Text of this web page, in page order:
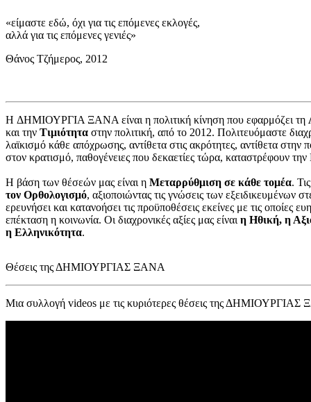
«είμαστε εδώ, όχι για τις επόμενες εκλογές,
αλλά για τις επόμενες γενιές»
Θάνος Τζήμερος, 2012
H ΔΗΜΙΟΥΡΓΙΑ ΞΑΝΑ είναι η πολιτική κίνηση που εφαρμόζει τη
και την Τιμιότητα στην πολιτική, από το 2012. Πολιτευόμαστε
λαϊκισμό κάθε απόχρωσης, αντίθετα στις ακρότητες, αντίθετα στην
στον κρατισμό, παθογένειες που δεκαετίες τώρα, καταστρέφουν
Η βάση των θέσεών μας είναι η Μεταρρύθμιση σε κάθε τομέα.
τον Ορθολογισμό, αξιοποιώντας τις γνώσεις των εξειδικευμένων
ερευνήσει και κατανοήσει τις προϋποθέσεις εκείνες με τις οποίες
επέκταση η κοινωνία. Οι διαχρονικές αξίες μας είναι η Ηθική, η
η Ελληνικότητα.
Θέσεις της ΔΗΜΙΟΥΡΓΙΑΣ ΞΑΝΑ
Μια συλλογή videos με τις κυριότερες θέσεις της ΔΗΜΙΟΥΡΓΙΑΣ